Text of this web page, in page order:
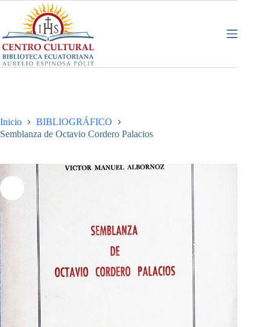
contenido
Inicio
BIBLIOGRÁFICO
Semblanza de Octavio Cordero Palacios